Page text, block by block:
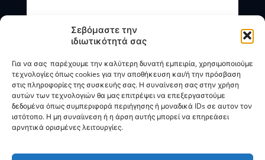
Σεβόμαστε την
ιδιωτικότητά σας
Για να σας παρέχουμε την καλύτερη δυνατή εμπειρία, χρησιμοποιούμε
τεχνολογίες όπως cookies για την αποθήκευση και/ή την πρόσβαση
στις πληροφορίες της συσκευής σας. Η συναίνεση σας στην χρήση
αυτών των τεχνολογιών θα μας επιτρέψει να επεξεργαστούμε
δεδομένα όπως συμπεριφορά περιήγησης ή μοναδικά IDs σε αυτον τον
ιστότοπο. Η μη συναίινεση ή η άρση αυτής μπορεί να επηρεάσει
αρνητικά ορισμένες λειτουργίες.
Η BOXmind παρέχει πληροφοριακές και συμβουλευτικές
υπηρεσίες. Δεν προσφέρει υπηρεσίες ρύθμισης ή
διαγραφής οφειλών.